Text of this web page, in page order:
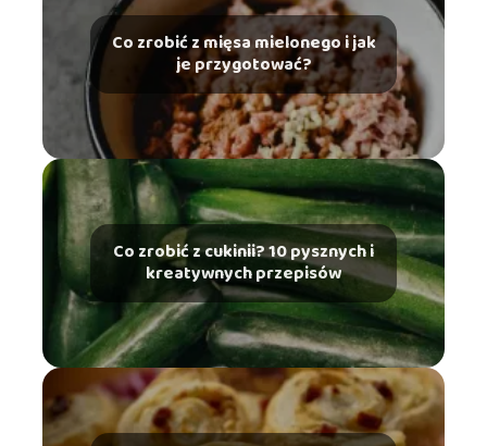
Co zrobić z mięsa mielonego i jak
je przygotować?
Co zrobić z cukinii? 10 pysznych i
kreatywnych przepisów